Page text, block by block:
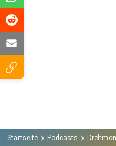
Startseite Podcasts